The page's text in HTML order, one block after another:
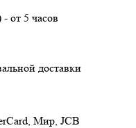
от 5 часов
доставки
Мир, JCB